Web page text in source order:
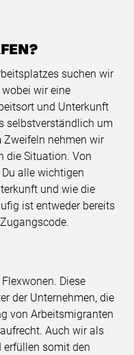
suchen wir
wir eine
und Unterkunft
selbstverständlich um
Zweifeln nehmen wir
die Situation. Von
alle wichtigen
und wie die
ist entweder bereits
Diese
der Unternehmen, die
von Arbeitsmigranten
Auch wir als
erfüllen somit den